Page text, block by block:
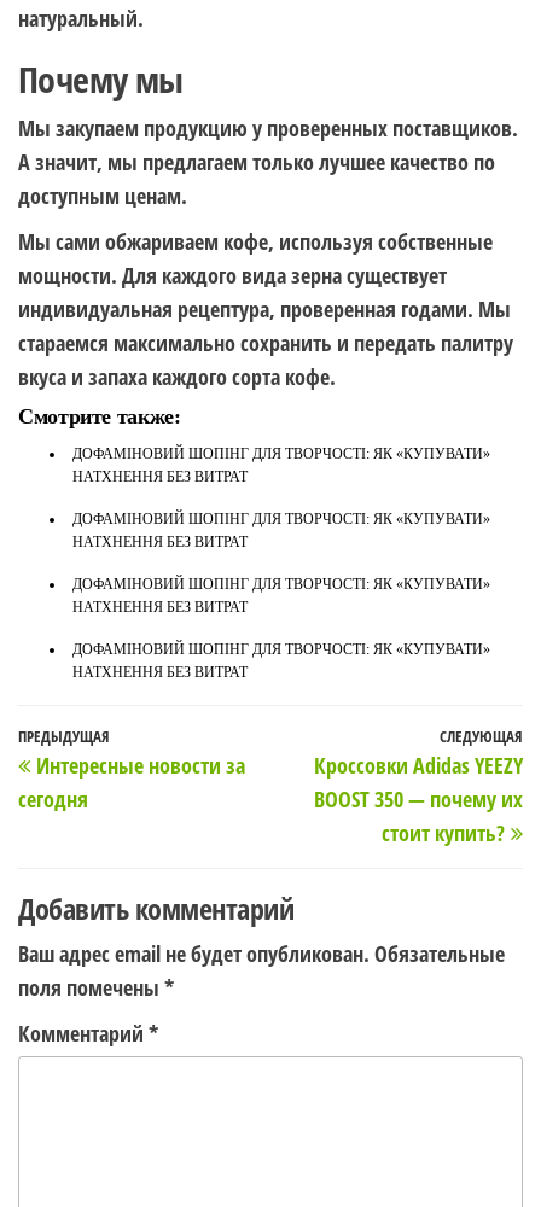
натуральный.
Почему мы
Мы закупаем продукцию у проверенных поставщиков.
А значит, мы предлагаем только лучшее качество по
доступным ценам.
Мы сами обжариваем кофе, используя собственные
мощности. Для каждого вида зерна существует
индивидуальная рецептура, проверенная годами. Мы
стараемся максимально сохранить и передать палитру
вкуса и запаха каждого сорта кофе.
Смотрите также:
ДОФАМІНОВИЙ ШОПІНГ ДЛЯ ТВОРЧОСТІ: ЯК «КУПУВАТИ»
НАТХНЕННЯ БЕЗ ВИТРАТ
ДОФАМІНОВИЙ ШОПІНГ ДЛЯ ТВОРЧОСТІ: ЯК «КУПУВАТИ»
НАТХНЕННЯ БЕЗ ВИТРАТ
ДОФАМІНОВИЙ ШОПІНГ ДЛЯ ТВОРЧОСТІ: ЯК «КУПУВАТИ»
НАТХНЕННЯ БЕЗ ВИТРАТ
ДОФАМІНОВИЙ ШОПІНГ ДЛЯ ТВОРЧОСТІ: ЯК «КУПУВАТИ»
НАТХНЕННЯ БЕЗ ВИТРАТ
Навигация
по
записям
Предыдущая
запись
ПРЕДЫДУЩАЯ
Интересные новости за
сегодня
СЛЕДУЮЩАЯ
Кроссовки Adidas YEEZY
BOOST 350 — почему их
стоит купить?
Добавить комментарий
Ваш адрес email не будет опубликован. Обязательные
поля помечены *
Комментарий *